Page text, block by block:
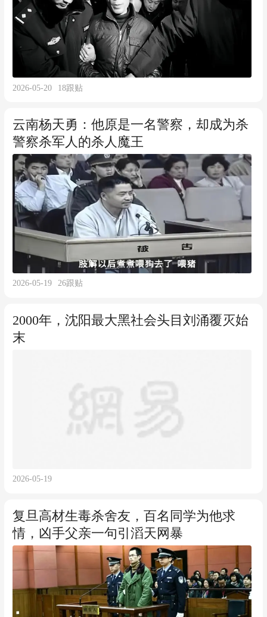
2026-05-20 18跟贴
云南杨天勇：他原是一名警察，却成为杀
警察杀军人的杀人魔王
2026-05-19 26跟贴
2000年，沈阳最大黑社会头目刘涌覆灭始
末
2026-05-19
复旦高材生毒杀舍友，百名同学为他求
情，凶手父亲一句引滔天网暴